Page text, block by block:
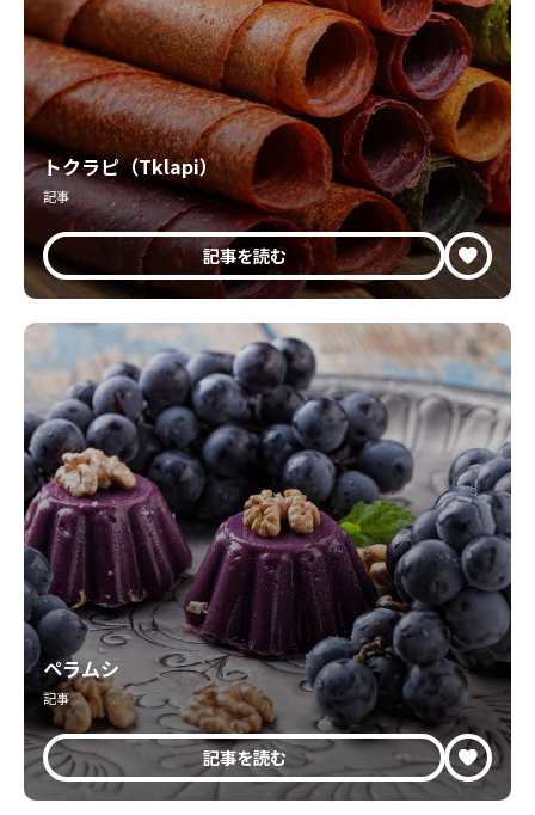
トクラピ（Tklapi）
記事
記事を読む
ペラムシ
記事
記事を読む